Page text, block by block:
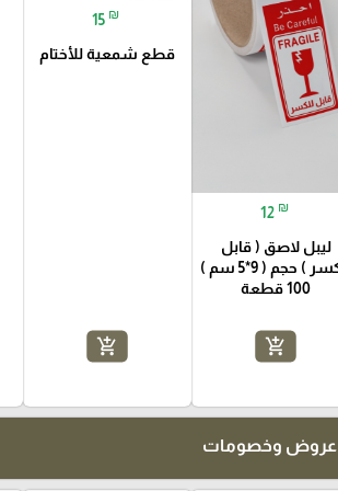
12 ₪
ليبل لاصق ( قابل
للكسر ) حجم ( 9*5 سم )
100 قطعة
add_shopping_cart
15 ₪
قطع شمعية للأختام
add_shopping_cart
عروض وخصومات